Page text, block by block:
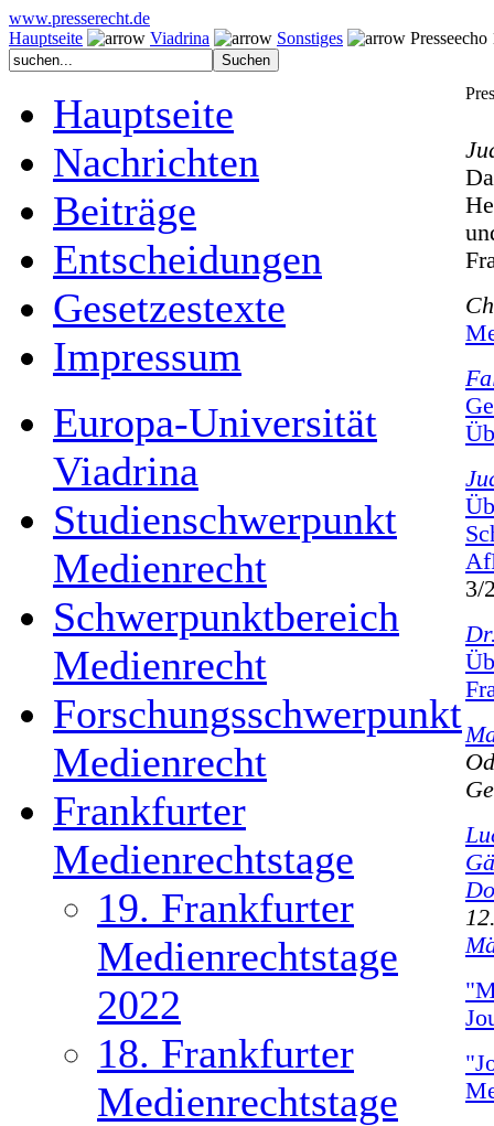
www.presserecht.de
Hauptseite
Viadrina Sonstiges
Hauptseite
Nachrichten
Beiträge
Entscheidungen
Gesetzestexte
Impressum
Europa-Universität
Viadrina
Studienschwerpunkt
Medienrecht
Schwerpunktbereich
Medienrecht
Forschungsschwerpunkt
Medienrecht
Frankfurter
Medienrechtstage
19. Frankfurter
Medienrechtstage
2022
18. Frankfurter
Medienrechtstage
3/